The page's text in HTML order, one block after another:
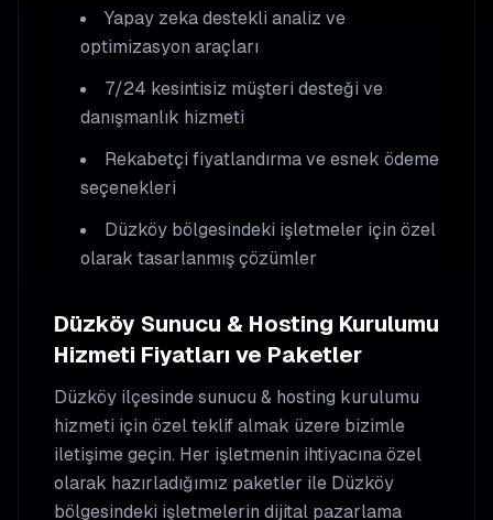
Yapay zeka destekli analiz ve
optimizasyon araçları
7/24 kesintisiz müşteri desteği ve
danışmanlık hizmeti
Rekabetçi fiyatlandırma ve esnek ödeme
seçenekleri
Düzköy bölgesindeki işletmeler için özel
olarak tasarlanmış çözümler
Düzköy Sunucu & Hosting Kurulumu
Hizmeti Fiyatları ve Paketler
Düzköy ilçesindesunucu & hosting kurulumu
hizmeti için özel teklif almak üzere bizimle
iletişime geçin. Her işletmenin ihtiyacına özel
olarak hazırladığımız paketler ile Düzköy
bölgesindeki işletmelerin dijital pazarlama